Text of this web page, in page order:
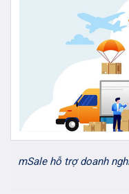
mSale hỗ trợ doanh